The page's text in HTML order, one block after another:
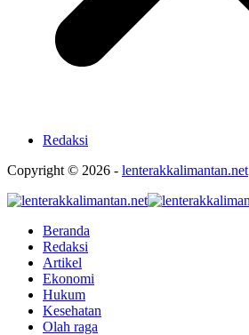
Redaksi
Copyright © 2026 - lenterakkalimantan.net
Beranda
Redaksi
Artikel
Ekonomi
Hukum
Kesehatan
Olah raga